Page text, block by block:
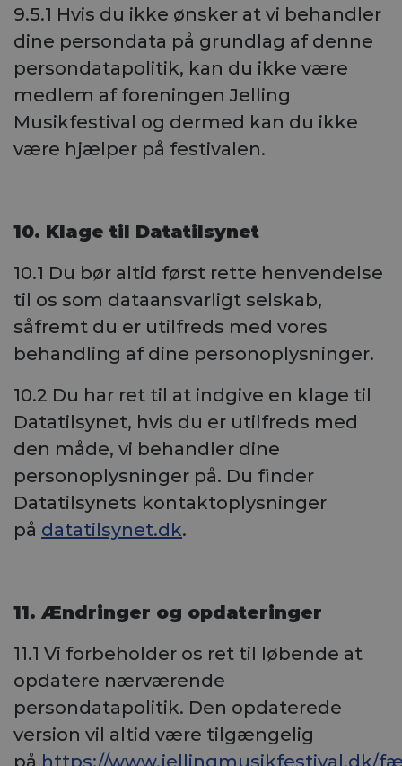
9.5.1 Hvis du ikke ønsker at vi behandler
dine persondata på grundlag af denne
persondatapolitik, kan du ikke være
medlem af foreningen Jelling
Musikfestival og dermed kan du ikke
være hjælper på festivalen.
10. Klage til Datatilsynet
10.1 Du bør altid først rette henvendelse
til os som dataansvarligt selskab,
såfremt du er utilfreds med vores
behandling af dine personoplysninger.
10.2 Du har ret til at indgive en klage til
Datatilsynet, hvis du er utilfreds med
den måde, vi behandler dine
personoplysninger på. Du finder
Datatilsynets kontaktoplysninger
på datatilsynet.dk.
11. Ændringer og opdateringer
11.1 Vi forbeholder os ret til løbende at
opdatere nærværende
persondatapolitik. Den opdaterede
version vil altid være tilgængelig
på https://www.jellingmusikfestival.dk/